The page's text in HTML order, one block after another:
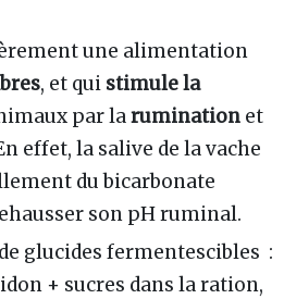
une alimentation
, et qui stimule la
par larumination et
effet, la salive de la vache
du bicarbonate
son pH ruminal.
glucides fermentescibles :
+ sucres dans la ration,